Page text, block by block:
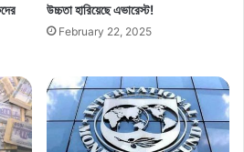
উচ্চতা হারিয়েছে এভারেস্ট!
February 22, 2025